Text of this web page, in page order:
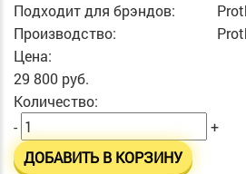
Подходит для брэндов:
Производство:
Цена:
29 800 руб.
Количество:
-
+
ДОБАВИТЬ В КОРЗИНУ